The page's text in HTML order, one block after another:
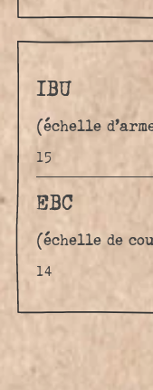
IBU
(échelle
15
EBC
(échelle de
14